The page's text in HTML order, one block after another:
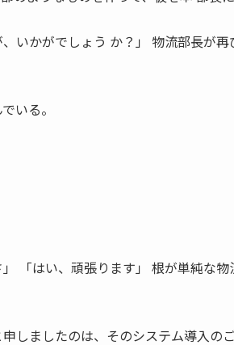
いかがでしょう か？」 物流部長が再
いる。
「はい、頑張ります」 根が単純な物
しましたのは、そのシステム導入の